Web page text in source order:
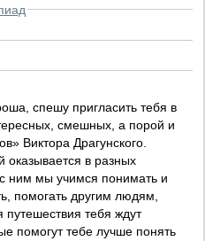
спешу пригласить тебя в
смешных, а порой и
Виктора Драгунского.
оказывается в разных
ним мы учимся понимать и
помогать другим людям,
тебя ждут
помогут тебе лучше понять